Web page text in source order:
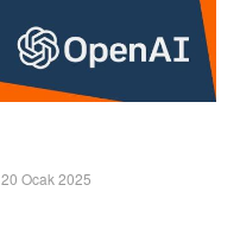
20 Ocak 2025